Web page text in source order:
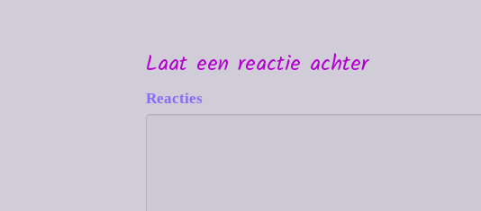
Laat een reactie achter
Reacties